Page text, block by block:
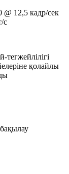
12,5 кадр/сек
с
қолайлы